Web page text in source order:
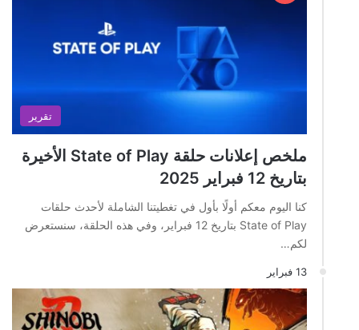
تقرير
ملخص إعلانات حلقة State of Play الأخيرة
بتاريخ 12 فبراير 2025
كنا اليوم معكم أولًا بأول في تغطيتنا الشاملة لأحدث حلقات
State of Play بتاريخ 12 فبراير، وفي هذه الحلقة، سنستعرض
لكم…
13 فبراير